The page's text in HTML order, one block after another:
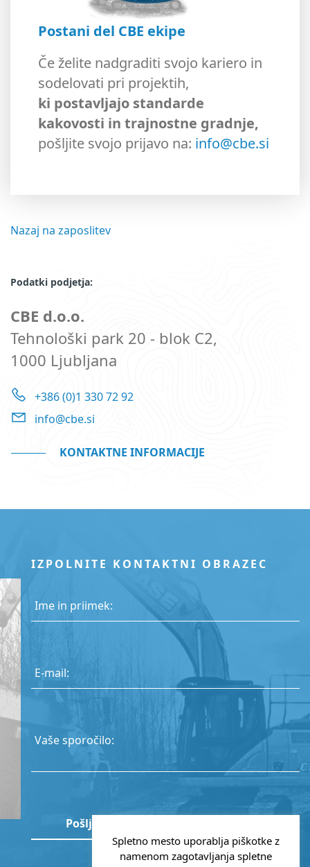
Postani del CBE ekipe
Če želite nadgraditi svojo kariero in
sodelovati pri projektih,
ki postavljajo standarde
kakovosti in trajnostne gradnje,
pošljite svojo prijavo na: info@cbe.si
Nazaj na zaposlitev
Podatki podjetja:
CBE d.o.o.
Tehnološki park 20 - blok C2,
1000 Ljubljana
+386 (0)1 330 72 92
info@cbe.si
KONTAKTNE INFORMACIJE
IZPOLNITE KONTAKTNI OBRAZEC
Ime in priimek:
E-mail:
Vaše sporočilo:
Spletno mesto uporablja piškotke z
namenom zagotavljanja spletne